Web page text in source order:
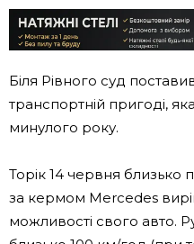
Біля Рівного суд
транспортній пригоді,
минулого року.
Торік 14 червня близько
за кермом Mercedes
можливості свого авто.